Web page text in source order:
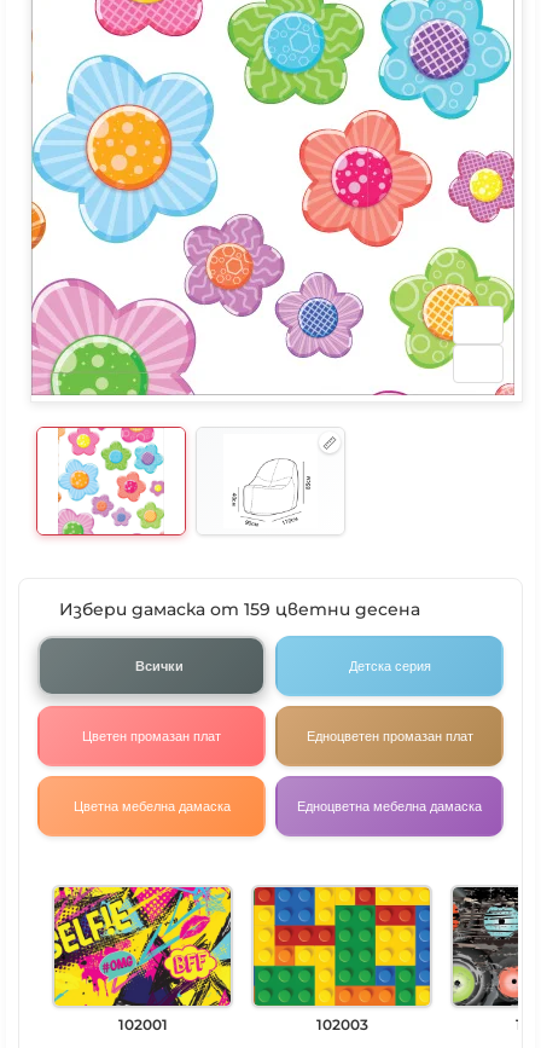
Избери дамаска от 159 цветни десена
Всички Детска серия
Цветен промазан плат Едноцветен промазан плат
Цветна мебелна дамаска Едноцветна мебелна дамаска
102001 102003